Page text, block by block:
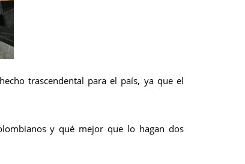
trascendental para el país, ya que el
y qué mejor que lo hagan dos